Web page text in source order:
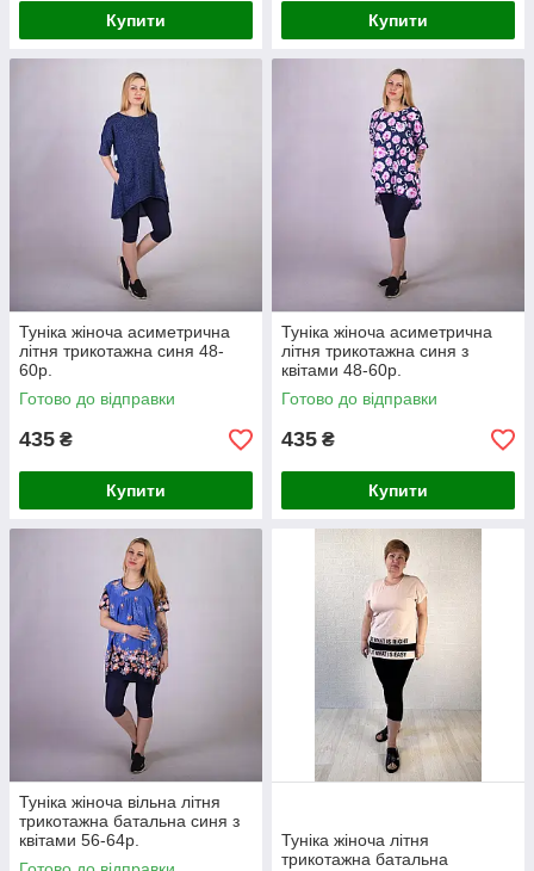
Купити Купити
Туніка жіноча асиметрична
літня трикотажна синя 48-
60р.
Готово до відправки
435 ₴
Купити
Туніка жіноча асиметрична
літня трикотажна синя з
квітами 48-60р.
Готово до відправки
435 ₴
Купити
Туніка жіноча вільна літня
трикотажна батальна синя з
квітами 56-64р.
Туніка жіноча літня
трикотажна батальна